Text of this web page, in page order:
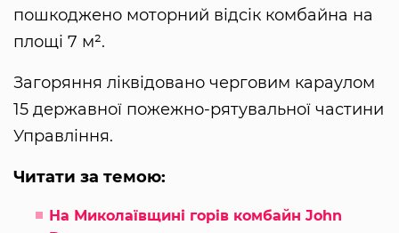
пошкоджено моторний відсік комбайна на
площі 7 м².
Загоряння ліквідовано черговим караулом
15 державної пожежно-рятувальної частини
Управління.
Читати за темою:
На Миколаївщині горів комбайн John